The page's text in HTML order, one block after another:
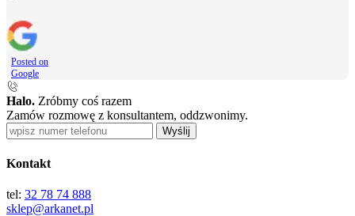
Posted on
Google
Halo. Zróbmy coś razem
Zamów rozmowę z konsultantem, oddzwonimy.
Wyślij
Kontakt
tel: 32 78 74 888
sklep@arkanet.pl